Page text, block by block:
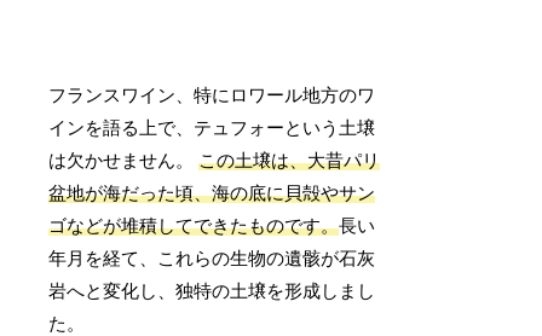
フランスワイン、特にロワール地方のワ
インを語る上で、テュフォーという土壌
は欠かせません。この土壌は、大昔パリ
盆地が海だった頃、海の底に貝殻やサン
ゴなどが堆積してできたものです。長い
年月を経て、これらの生物の遺骸が石灰
岩へと変化し、独特の土壌を形成しまし
た。